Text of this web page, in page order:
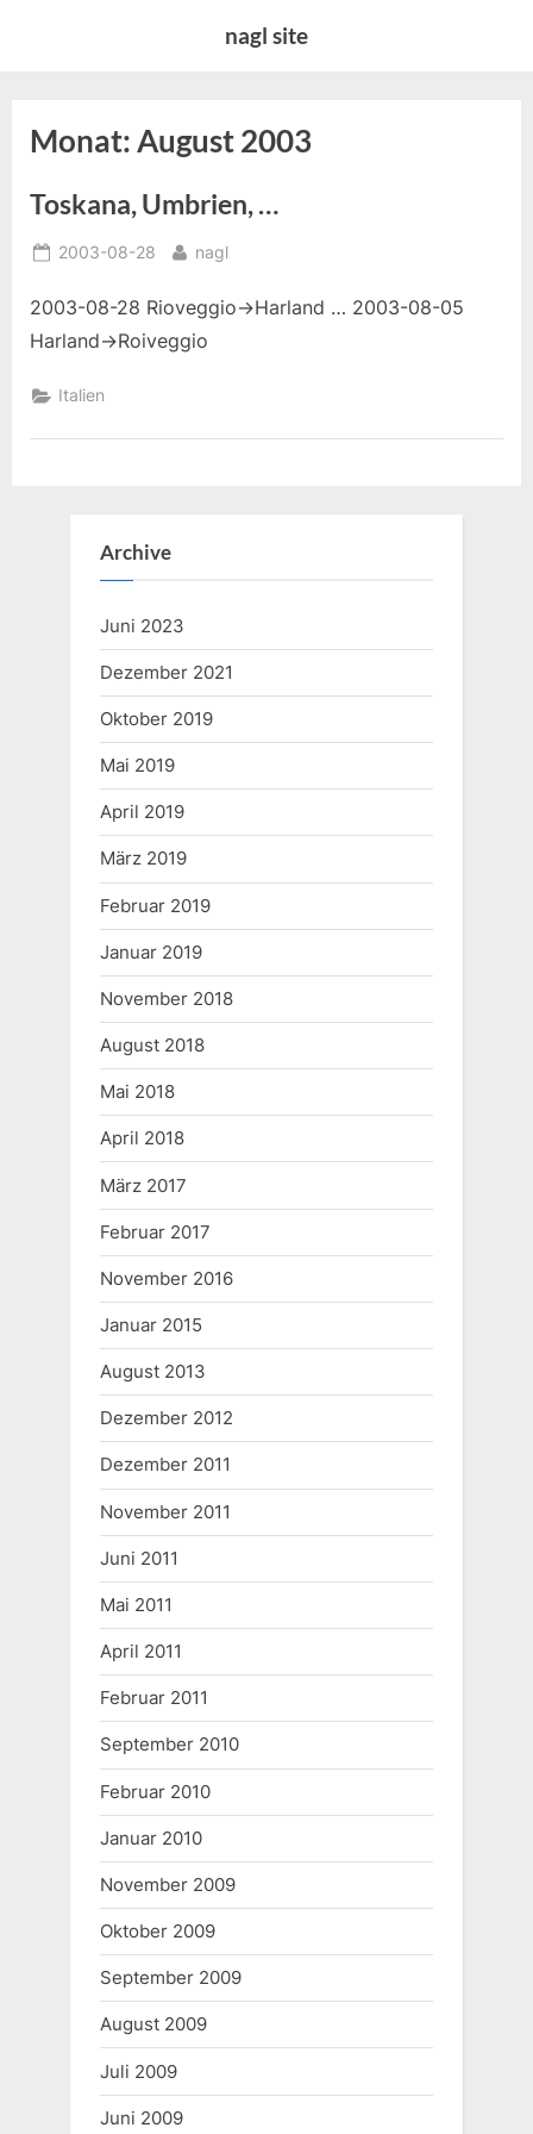
nagl site
Monat:August 2003
Toskana, Umbrien, …
Posted
2003-08-28 By
nagl
2003-08-28 Rioveggio->Harland … 2003-08-05
Harland->Roiveggio
Italien
Archive
Juni 2023
Dezember 2021
Oktober 2019
Mai 2019
April 2019
März 2019
Februar 2019
Januar 2019
November 2018
August 2018
Mai 2018
April 2018
März 2017
Februar 2017
November 2016
Januar 2015
August 2013
Dezember 2012
Dezember 2011
November 2011
Juni 2011
Mai 2011
April 2011
Februar 2011
September 2010
Februar 2010
Januar 2010
November 2009
Oktober 2009
September 2009
August 2009
Juli 2009
Juni 2009